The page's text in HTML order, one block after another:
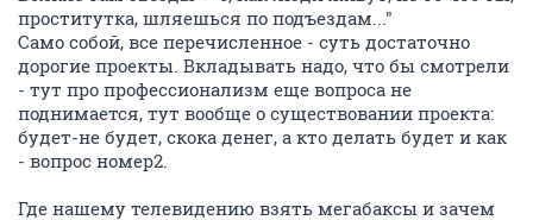
проститутка, шляешься по подъездам..."
Само собой, все перечисленное - суть достаточно
дорогие проекты. Вкладывать надо, что бы смотрели
- тут про профессионализм еще вопроса не
поднимается, тут вообще о существовании проекта:
будет-не будет, скока денег, а кто делать будет и как
- вопрос номер2.
Где нашему телевидению взять мегабаксы и зачем